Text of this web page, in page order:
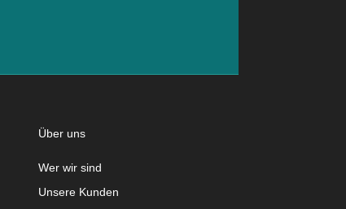
Über uns
Wer wir sind
Unsere Kunden